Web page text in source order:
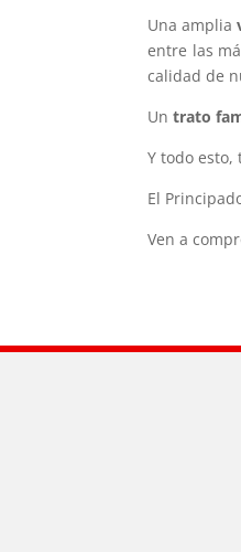
Una amplia
entre las
calidad de
Untrato
Y todo
El
Ven a